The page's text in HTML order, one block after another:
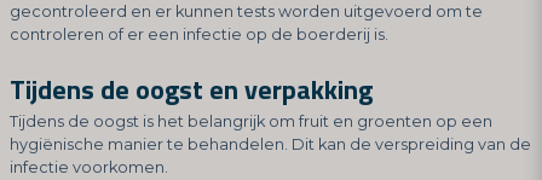
gecontroleerd en er kunnen tests worden uitgevoerd om te
controleren of er een infectie op de boerderij is.
Tijdens de oogst en verpakking
Tijdens de oogst is het belangrijk om fruit en groenten op een
hygiënische manier te behandelen. Dit kan de verspreiding van de
infectie voorkomen.